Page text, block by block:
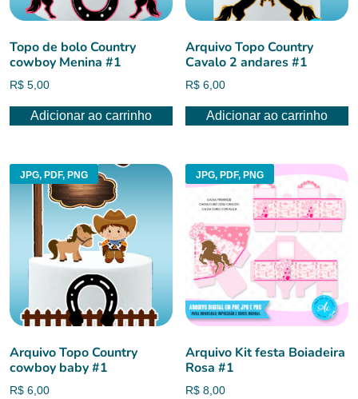
Topo de bolo Country
cowboy Menina #1
R$ 5,00
Adicionar ao carrinho
Arquivo Topo Country
Cavalo 2 andares #1
R$ 6,00
Adicionar ao carrinho
JPG, PDF, PNG
Arquivo Topo Country
cowboy baby #1
R$ 6,00
JPG, PDF, PNG
Arquivo Kit festa Boiadeira
Rosa #1
R$ 8,00